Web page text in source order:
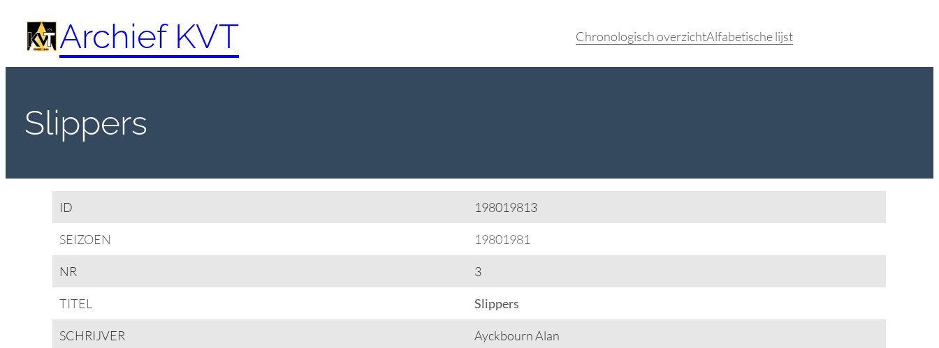
naar
inhoud
Archief KVT Chronologisch overzichtAlfabetische lijst
Slippers
ID 198019813
SEIZOEN 19801981
NR 3
TITEL Slippers
SCHRIJVER Ayckbourn Alan